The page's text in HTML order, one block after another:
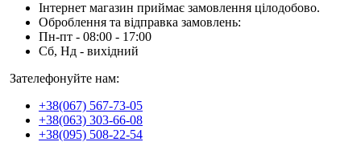
Інтернет магазин приймає замовлення цілодобово.
Оброблення та відправка замовлень:
Пн-пт - 08:00 - 17:00
Сб, Нд - вихідний
Зателефонуйте нам:
+38(067) 567-73-05
+38(063) 303-66-08
+38(095) 508-22-54